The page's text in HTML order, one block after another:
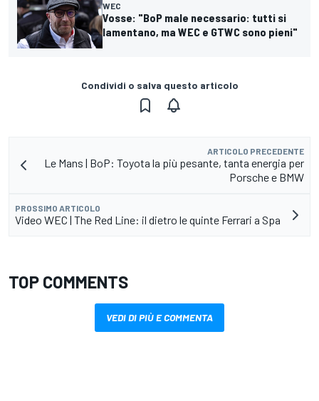
WEC
Vosse: "BoP male necessario: tutti si
lamentano, ma WEC e GTWC sono pieni"
Condividi o salva questo articolo
ARTICOLO PRECEDENTE
Le Mans | BoP: Toyota la più pesante, tanta energia per
Porsche e BMW
PROSSIMO ARTICOLO
Video WEC | The Red Line: il dietro le quinte Ferrari a Spa
TOP COMMENTS
VEDI DI PIÙ E COMMENTA